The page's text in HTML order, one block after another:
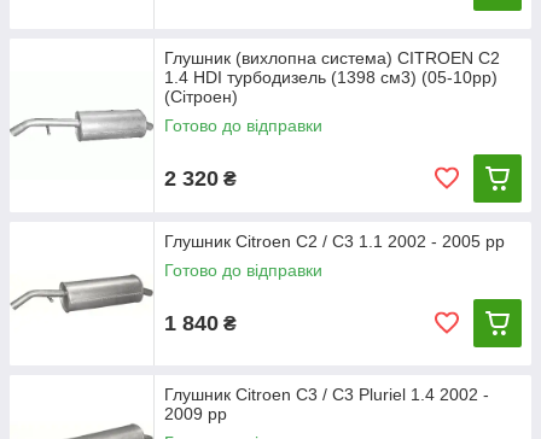
Глушник (вихлопна система) CITROEN C2
1.4 HDI турбодизель (1398 см3) (05-10рр)
(Сітроен)
Готово до відправки
2 320 ₴
Глушник Citroen C2 / C3 1.1 2002 - 2005 рр
Готово до відправки
1 840 ₴
Глушник Citroen C3 / C3 Pluriel 1.4 2002 -
2009 рр